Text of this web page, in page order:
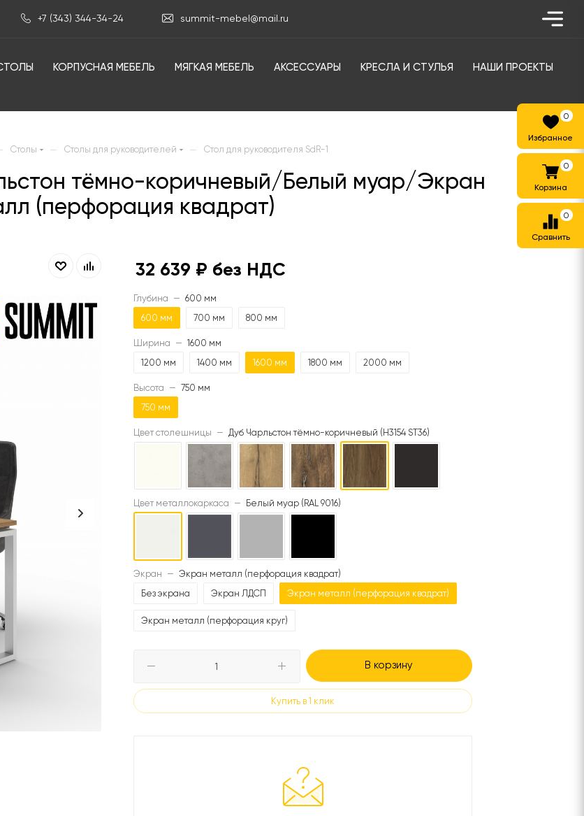
+7 (343) 344-34-24 summit-mebel@mail.ru
КОРПУСНАЯ МЕБЕЛЬ МЯГКАЯ МЕБЕЛЬ АКСЕССУАРЫ КРЕСЛА И СТУЛЬЯ НАШИ ПРОЕКТЫ
Столы — Столы для руководителей — Стол для руководителя SdR-1
тёмно-коричневый/Белый муар/Экран
(перфорация квадрат)
32 639 ₽ без НДС
Глубина — 600 мм
600 мм
700 мм 800 мм
Ширина — 1600 мм
1200 мм
1400 мм 1600 мм 1800 мм 2000 мм
Высота — 750 мм
750 мм
Цвет столешницы — Дуб Чарльстон тёмно-коричневый (H3154 ST36)
Цвет металлокаркаса — Белый муар (RAL 9016)
Экран — Экран металл (перфорация квадрат)
Без экрана
Экран ЛДСП Экран металл (перфорация квадрат)
Экран металл (перфорация круг)
В корзину
Купить в 1 клик
0
0
0